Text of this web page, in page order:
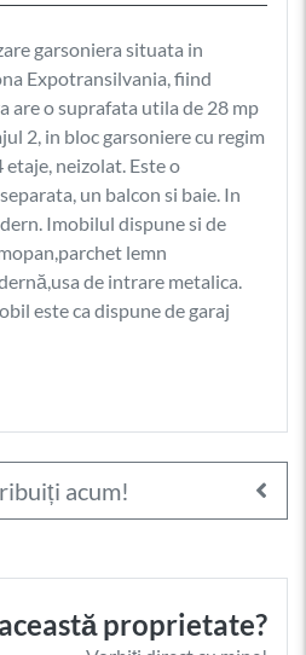
garsoniera situata in
Expotransilvania, fiind
are o suprafata utila de 28 mp
2, in bloc garsoniere cu regim
neizolat. Este o
un balcon si baie. In
Imobilul dispune si de
lemn
de intrare metalica.
este ca dispune de garaj
acum!
proprietate?